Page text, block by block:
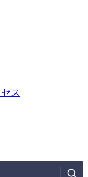
ス